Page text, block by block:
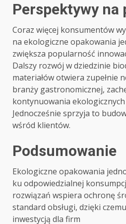
Perspektywy na
Coraz więcej konsumentów
na ekologiczne opakowania
zwiększa popularność
Dalszy rozwój w dziedzinie
materiałów otwiera zupełnie
branży gastronomicznej,
kontynuowania
Jednocześnie sprzyja to
wśród klientów.
Podsumowanie
Ekologiczne opakowania
ku odpowiedzialnej
rozwiązań wspiera ochronę
standard obsługi, dzięki
inwestycją dla firm